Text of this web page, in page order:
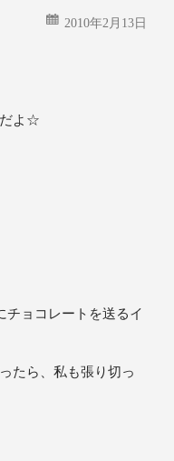
2010年2月13日
だよ☆
チョコレートを送るイ
たら、私も張り切っ